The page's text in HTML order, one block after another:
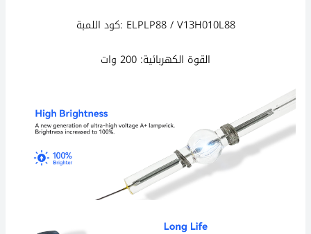
كوداللمبة: ELPLP88 / V13H010L88
القوة الكهربائية: 200 وات